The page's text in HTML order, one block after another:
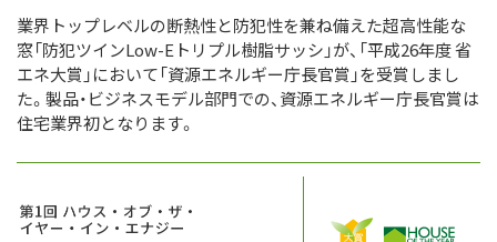
業界トップレベルの断熱性と防犯性を兼ね備えた超高性能な
窓「防犯ツインLow-Eトリプル樹脂サッシ」が、「平成26年度 省
エネ大賞」において「資源エネルギー庁長官賞」を受賞しまし
た。製品・ビジネスモデル部門での、資源エネルギー庁長官賞は
住宅業界初となります。